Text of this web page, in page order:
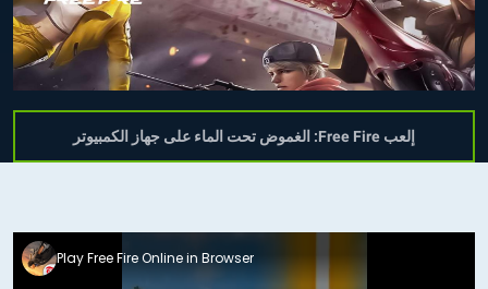
إلعب Free Fire: الغموض تحت الماء على جهاز الكمبيوتر